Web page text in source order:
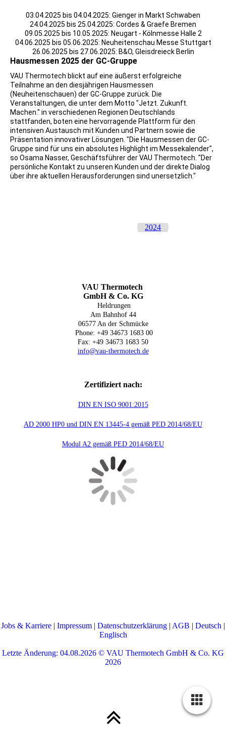
03.04.2025 bis 04.04.2025: Gienger in Markt Schwaben
24.04.2025 bis 25.04.2025: Cordes & Graefe Bremen
09.05.2025 bis 10.05.2025: Neugart - Kölnmesse Halle 2
04.06.2025 bis 05.06.2025: Neuheitenschau Messe Stuttgart
26.06.2025 bis 27.06.2025: B&O, Gleisdreieck Berlin
Hausmessen 2025 der GC-Gruppe
VAU Thermotech blickt auf eine äußerst erfolgreiche
Teilnahme an den diesjährigen Hausmessen
(Neuheitenschauen) der GC-Gruppe zurück. Die
Veranstaltungen, die unter dem Motto "Jetzt. Zukunft.
Machen." in verschiedenen Regionen Deutschlands
stattfanden, boten eine hervorragende Plattform für den
intensiven Austausch mit Kunden und Partnern sowie die
Präsentation innovativer Lösungen. "Die Hausmessen der GC-
Gruppe sind für uns ein absolutes Highlight im Messekalender",
so Osama Nasser, Geschäftsführer der VAU Thermotech. "Der
persönliche Kontakt zu unseren Kunden und der direkte Dialog
über ihre aktuellen Herausforderungen sind unersetzlich."
2024
VAU Thermotech
GmbH & Co. KG
Heldrungen
Am Bahnhof 44
06577 An der Schmücke
Phone: +49 34673 1683 00
Fax: +49 34673 1683 50
info@vau-thermotech.de
Zertifiziert nach:
DIN EN ISO 9001:2015
AD 2000 HP0 und DIN EN 13445-4 gemäß PED 2014/68/EU
Modul A2 gemäß PED 2014/68/EU
Jobs & Karriere | Impressum | Datenschutzerklärung | AGB | Deutsch |
Englisch
Letzte Änderung: 04.08.2026 © VAU Thermotech GmbH & Co. KG
2026